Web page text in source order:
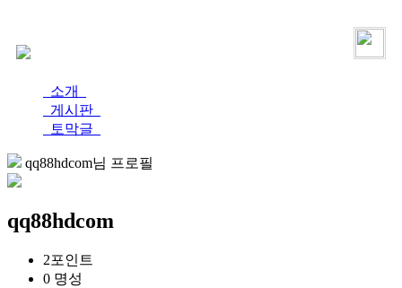
소개
게시판
토막글
qq88hdcom님 프로필
qq88hdcom
2포인트
0 명성